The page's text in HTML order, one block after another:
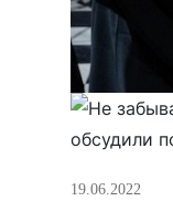
19.06.2022